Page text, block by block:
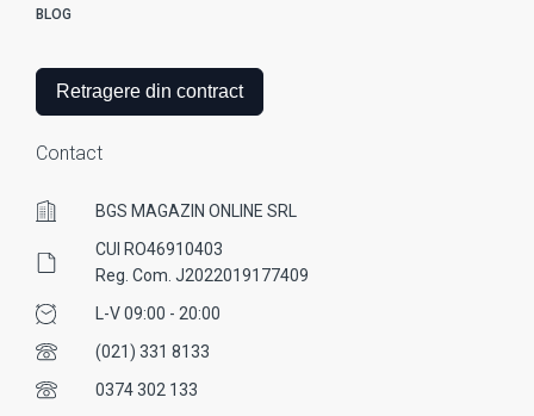
BLOG
Retragere din contract
Contact
BGS MAGAZIN ONLINE SRL
CUI RO46910403
Reg. Com. J2022019177409
L-V 09:00 - 20:00
(021) 331 8133
0374 302 133